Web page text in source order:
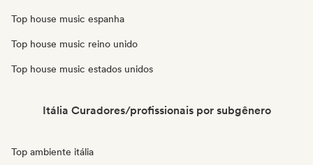
Top house music espanha
Top house music reino unido
Top house music estados unidos
Itália Curadores/profissionais por subgênero
Top ambiente itália